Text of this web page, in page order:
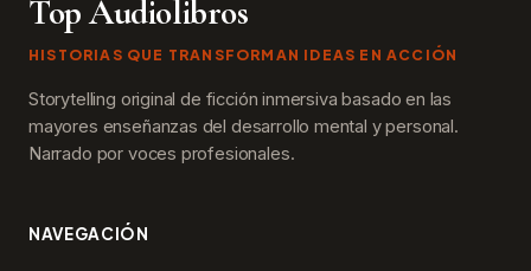
Top Audiolibros
HISTORIAS QUE TRANSFORMAN IDEAS EN ACCIÓN
Storytelling original de ficción inmersiva basado en las
mayores enseñanzas del desarrollo mental y personal.
Narrado por voces profesionales.
NAVEGACIÓN